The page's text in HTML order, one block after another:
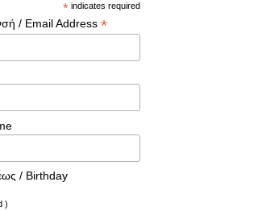
* indicates required
/ Email Address *
/ Birthday
)